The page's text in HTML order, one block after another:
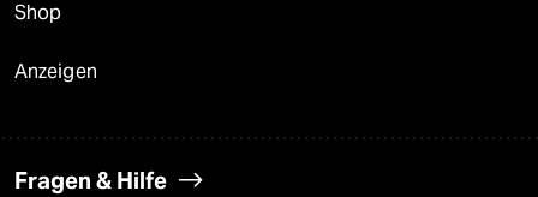
Shop
Anzeigen
Fragen & Hilfe